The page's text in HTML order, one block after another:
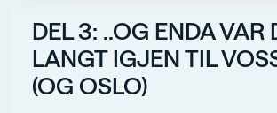
DEL 3: ..OG ENDA VAR
LANGT IGJEN TIL
(OG OSLO)